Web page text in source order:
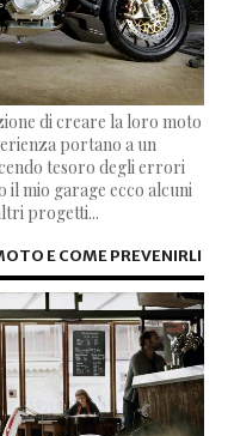
di creare la loro moto
portano a un
tesoro degli errori
il mio garage ecco alcuni
progetti...
E COME PREVENIRLI